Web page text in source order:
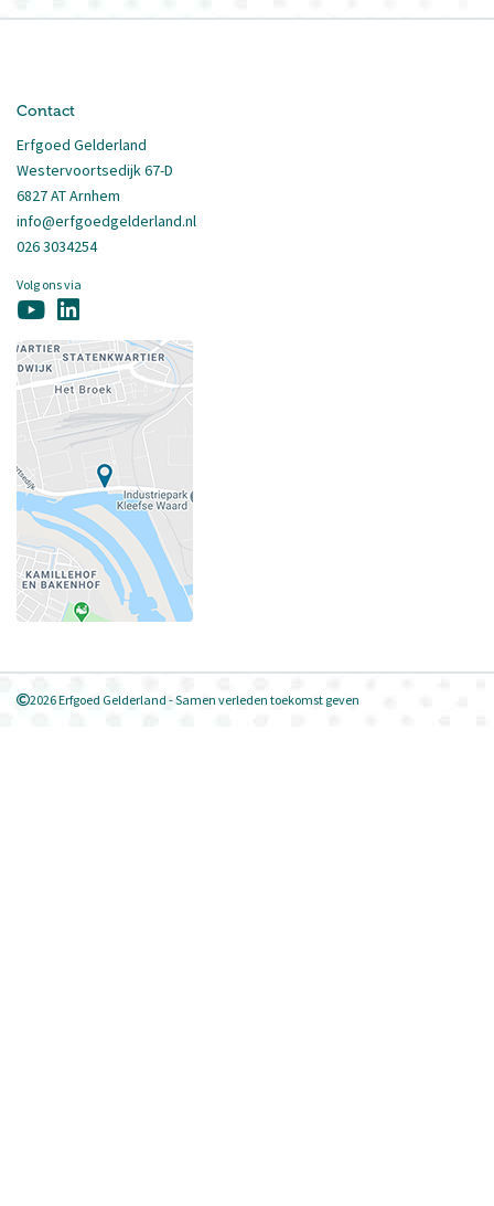
Contact
Erfgoed Gelderland
Westervoortsedijk 67-D
6827 AT Arnhem
info@erfgoedgelderland.nl
026 3034254
Volg ons via
2026 Erfgoed Gelderland - Samen verleden toekomst geven